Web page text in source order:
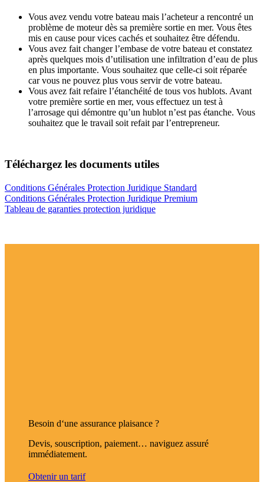
Vous avez vendu votre bateau mais l’acheteur a rencontré un
problème de moteur dès sa première sortie en mer. Vous êtes
mis en cause pour vices cachés et souhaitez être défendu.
Vous avez fait changer l’embase de votre bateau et constatez
après quelques mois d’utilisation une infiltration d’eau de plus
en plus importante. Vous souhaitez que celle-ci soit réparée
car vous ne pouvez plus vous servir de votre bateau.
Vous avez fait refaire l’étanchéité de tous vos hublots. Avant
votre première sortie en mer, vous effectuez un test à
l’arrosage qui démontre qu’un hublot n’est pas étanche. Vous
souhaitez que le travail soit refait par l’entrepreneur.
Téléchargez les documents utiles
Conditions Générales Protection Juridique Standard
Conditions Générales Protection Juridique Premium
Tableau de garanties protection juridique
Besoin d‘une assurance plaisance ?
Devis, souscription, paiement… naviguez assuré
immédiatement.
Obtenir un tarif